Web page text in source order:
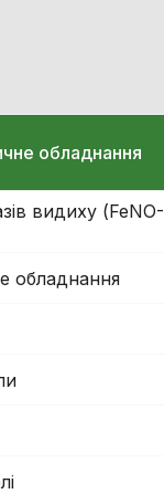
обладнання
видиху (FeNO-
обладнання